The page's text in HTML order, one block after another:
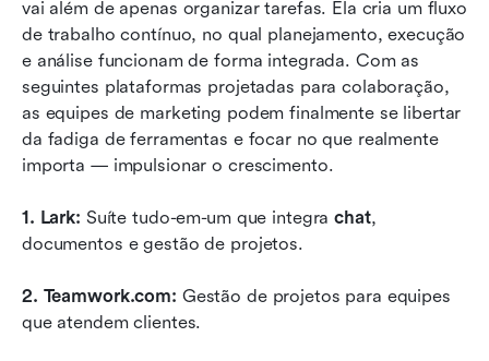
vai além de apenas organizar tarefas. Ela cria um fluxo
de trabalho contínuo, no qual planejamento, execução
e análise funcionam de forma integrada. Com as
seguintes plataformas projetadas para colaboração,
as equipes de marketing podem finalmente se libertar
da fadiga de ferramentas e focar no que realmente
importa — impulsionar o crescimento.
1. Lark: Suíte tudo-em-um que integra chat,
documentos e gestão de projetos.
2. Teamwork.com: Gestão de projetos para equipes
que atendem clientes.
Leitura relacionada